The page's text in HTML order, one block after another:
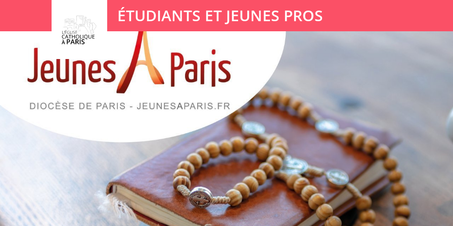
ÉTUDIANTS ET JEUNES PROS
Votre recherche
Panneau de gestion des cookies